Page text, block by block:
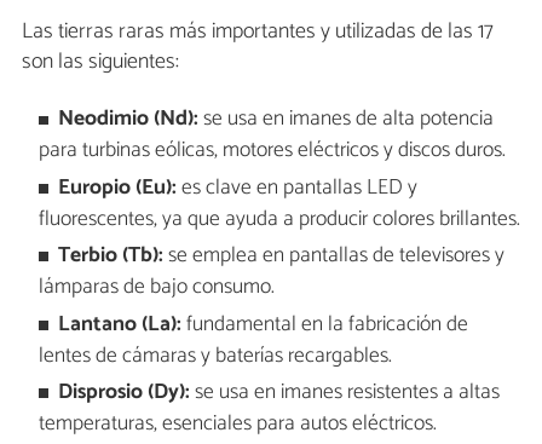
Las tierras raras más importantes y utilizadas de las 17
son las siguientes:
Neodimio (Nd):se usa en imanes de alta potencia
para turbinas eólicas, motores eléctricos y discos duros.
Europio (Eu):es clave en pantallas LED y
fluorescentes, ya que ayuda a producir colores brillantes.
Terbio (Tb):se emplea en pantallas de televisores y
lámparas de bajo consumo.
Lantano (La):fundamental en la fabricación de
lentes de cámaras y baterías recargables.
Disprosio (Dy):se usa en imanes resistentes a altas
temperaturas, esenciales para autos eléctricos.